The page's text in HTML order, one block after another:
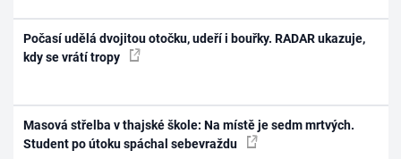
Počasí udělá dvojitou otočku, udeří i bouřky. RADAR ukazuje,
kdy se vrátí tropy
Masová střelba v thajské škole: Na místě je sedm mrtvých.
Student po útoku spáchal sebevraždu